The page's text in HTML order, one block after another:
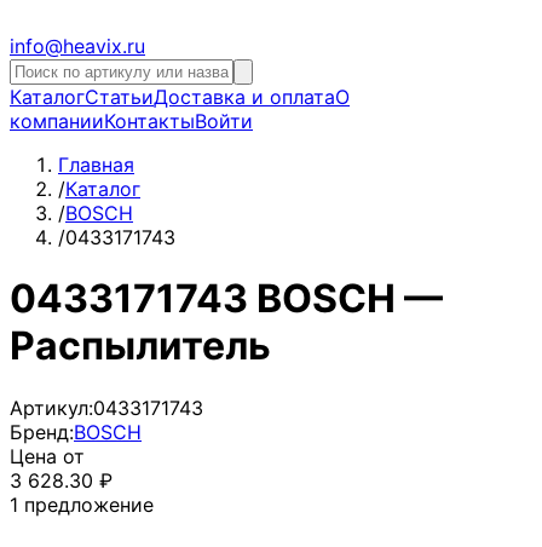
info@heavix.ru
КаталогСтатьиДоставка и оплатаО
компанииКонтактыВойти
Главная
/Каталог
/BOSCH
/0433171743
0433171743 BOSCH —
Распылитель
Артикул:0433171743
Бренд:BOSCH
Цена от
3 628.30 ₽
1 предложение